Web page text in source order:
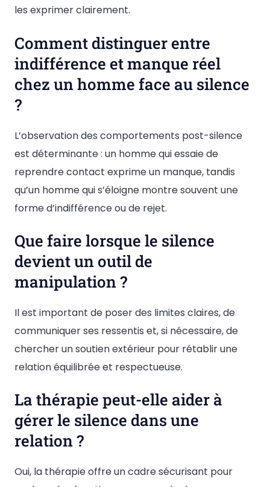
les exprimer clairement.
Comment distinguer entre
indifférence et manque réel
chez un homme face au silence
?
L’observation des comportements post-silence
est déterminante : un homme qui essaie de
reprendre contact exprime un manque, tandis
qu’un homme qui s’éloigne montre souvent une
forme d’indifférence ou de rejet.
Que faire lorsque le silence
devient un outil de
manipulation ?
Il est important de poser des limites claires, de
communiquer ses ressentis et, si nécessaire, de
chercher un soutien extérieur pour rétablir une
relation équilibrée et respectueuse.
La thérapie peut-elle aider à
gérer le silence dans une
relation ?
Oui, la thérapie offre un cadre sécurisant pour